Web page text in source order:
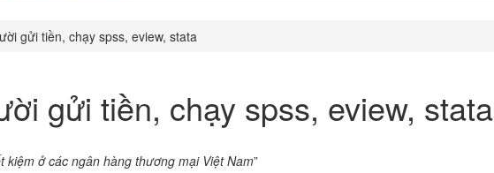
gửi tiền, chạy spss, eview, stata
gửi tiền, chạy spss, eview, stata
ở các ngân hàng thương mại Việt Nam”